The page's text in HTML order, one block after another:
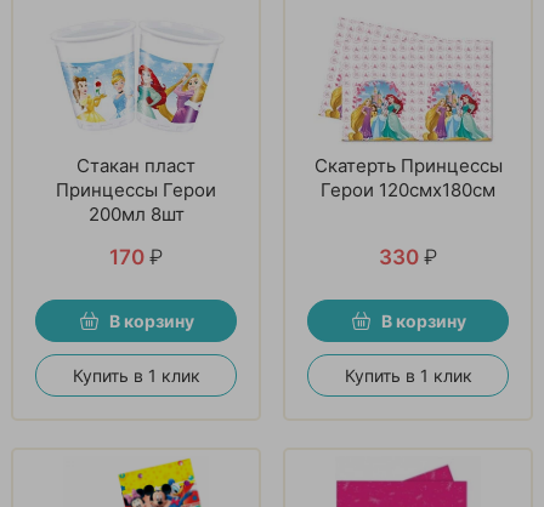
Стакан пласт
Принцессы Герои
200мл 8шт
170 ₽
В корзину
Купить в 1 клик
Скатерть Принцессы
Герои 120смх180см
330 ₽
В корзину
Купить в 1 клик